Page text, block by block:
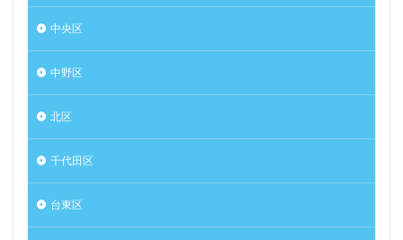
中央区
中野区
北区
千代田区
台東区